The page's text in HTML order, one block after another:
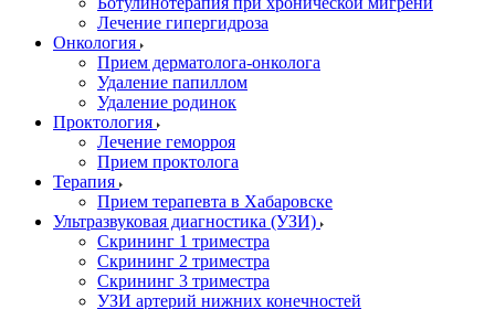
Лечение гипергидроза
Онкология
Прием дерматолога-онколога
Удаление папиллом
Удаление родинок
Проктология
Лечение геморроя
Прием проктолога
Терапия
Прием терапевта в Хабаровске
Ультразвуковая диагностика (УЗИ)
Скрининг 1 триместра
Скрининг 2 триместра
Скрининг 3 триместра
УЗИ артерий нижних конечностей